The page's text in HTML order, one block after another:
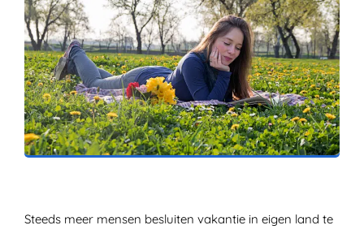
ZOEKEN
Steeds meer mensen besluiten vakantie in eigen land te